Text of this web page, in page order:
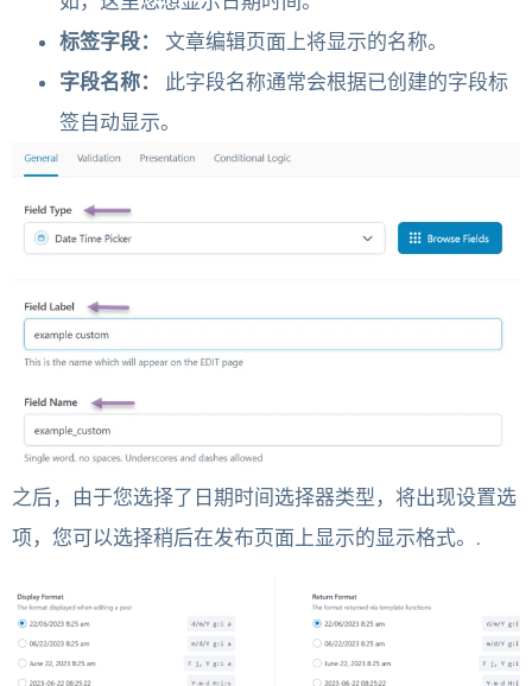
标签字段：
文章编辑页面上将显示的名称。
字段名称：
此字段名称通常会根据已创建的字段标
签自动显示。
之后，由于您选择了日期时间选择器类型，将出现设置选
项，您可以选择稍后在发布页面上显示的显示格式。.